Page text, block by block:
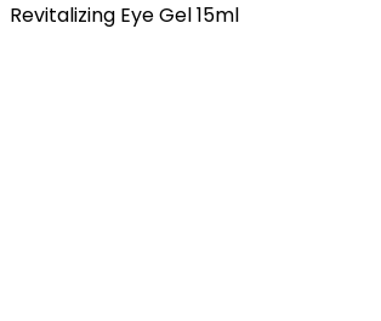
Revitalizing Eye Gel 15ml